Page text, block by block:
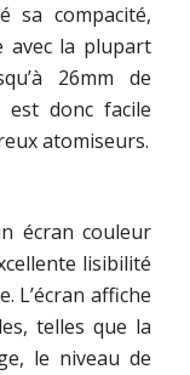
sa compacité,
avec la plupart
26mm de
est donc facile
atomiseurs.
écran couleur
lisibilité
L’écran affiche
telles que la
le niveau de